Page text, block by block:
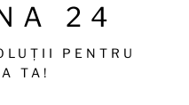
24
PENTRU
TA!